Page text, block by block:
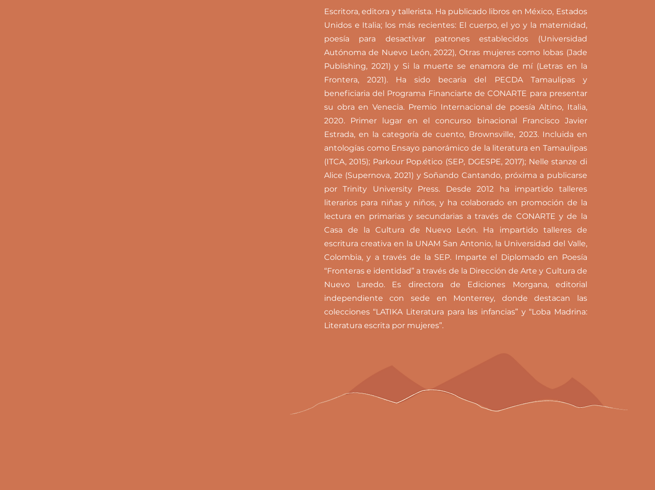
Escritora, editora y tallerista. Ha publicado libros en México, Estados
Unidos e Italia; los más recientes: El cuerpo, el yo y la maternidad,
poesía para desactivar patrones establecidos (Universidad
Autónoma de Nuevo León, 2022), Otras mujeres como lobas (Jade
Publishing, 2021) y Si la muerte se enamora de mí (Letras en la
Frontera, 2021). Ha sido becaria del PECDA Tamaulipas y
beneficiaria del Programa Financiarte de CONARTE para presentar
su obra en Venecia. Premio Internacional de poesía Altino, Italia,
2020. Primer lugar en el concurso binacional Francisco Javier
Estrada, en la categoría de cuento, Brownsville, 2023. Incluida en
antologías como Ensayo panorámico de la literatura en Tamaulipas
(ITCA, 2015); Parkour Pop.ético (SEP, DGESPE, 2017); Nelle stanze di
Alice (Supernova, 2021) y Soñando Cantando, próxima a publicarse
por Trinity University Press. Desde 2012 ha impartido talleres
literarios para niñas y niños, y ha colaborado en promoción de la
lectura en primarias y secundarias a través de CONARTE y de la
Casa de la Cultura de Nuevo León. Ha impartido talleres de
escritura creativa en la UNAM San Antonio, la Universidad del Valle,
Colombia, y a través de la SEP. Imparte el Diplomado en Poesía
“Fronteras e identidad” a través de la Dirección de Arte y Cultura de
Nuevo Laredo. Es directora de Ediciones Morgana, editorial
independiente con sede en Monterrey, donde destacan las
colecciones “LATIKA Literatura para las infancias” y “Loba Madrina:
Literatura escrita por mujeres”.